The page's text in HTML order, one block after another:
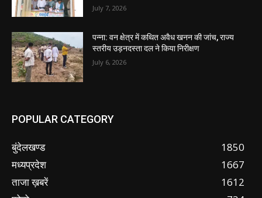
July 7, 2026
पन्ना: वन क्षेत्र में कथित अवैध खनन की जांच, राज्य
स्तरीय उड़नदस्ता दल ने किया निरीक्षण
July 6, 2026
POPULAR CATEGORY
बुंदेलखण्ड
1850
मध्यप्रदेश
1667
ताजा ख़बरें
1612